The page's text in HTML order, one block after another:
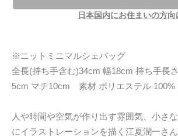
日本国内にお住まいの方向
※ニットミニマルシェバッグ
全長(持ち手含む)34cm 幅18cm 持ち手長
5cm マチ10cm 素材 ポリエステル 100%
人や時間や空気が作り出す雰囲気、小さ
にイラストレーションを描く江夏潤一さ